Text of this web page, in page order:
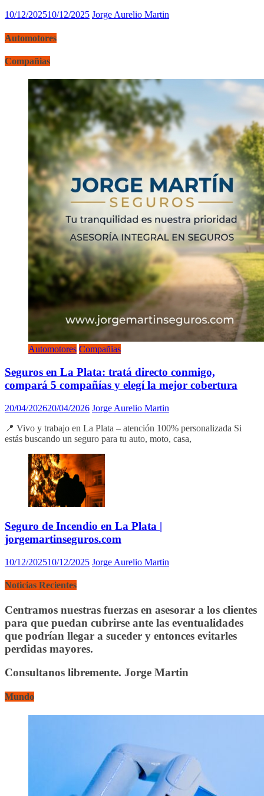
10/12/202510/12/2025 Jorge Aurelio Martin
Automotores
Compañias
Automotores Compañias
Seguros en La Plata: tratá directo conmigo,
compará 5 compañías y elegí la mejor cobertura
20/04/202620/04/2026 Jorge Aurelio Martin
📍 Vivo y trabajo en La Plata – atención 100% personalizada Si
estás buscando un seguro para tu auto, moto, casa,
Seguro de Incendio en La Plata |
jorgemartinseguros.com
10/12/202510/12/2025 Jorge Aurelio Martin
Noticias Recientes
Centramos nuestras fuerzas en asesorar a los clientes
para que puedan cubrirse ante las eventualidades
que podrían llegar a suceder y entonces evitarles
perdidas mayores.
Consultanos libremente. Jorge Martin
Mundo